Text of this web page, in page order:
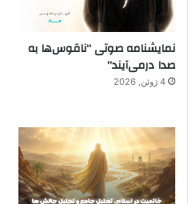
نمایشنامه صوتی “ناقوس‌ها به
صدا در‌می‌آیند”
4 ژوئن, 2026